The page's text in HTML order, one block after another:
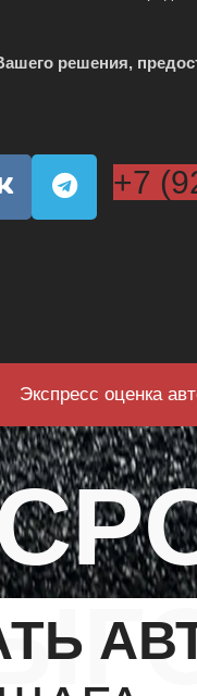
решения,
+7
Экспресс оценка